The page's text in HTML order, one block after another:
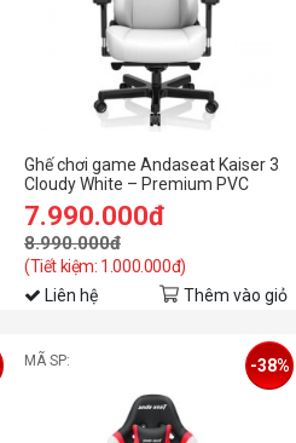
Ghế chơi game Andaseat Kaiser 3
Cloudy White – Premium PVC
Leather - L
7.990.000đ
8.990.000đ
(Tiết kiệm: 1.000.000đ)
Liên hệ Thêm vào giỏ
MÃ SP: -38%